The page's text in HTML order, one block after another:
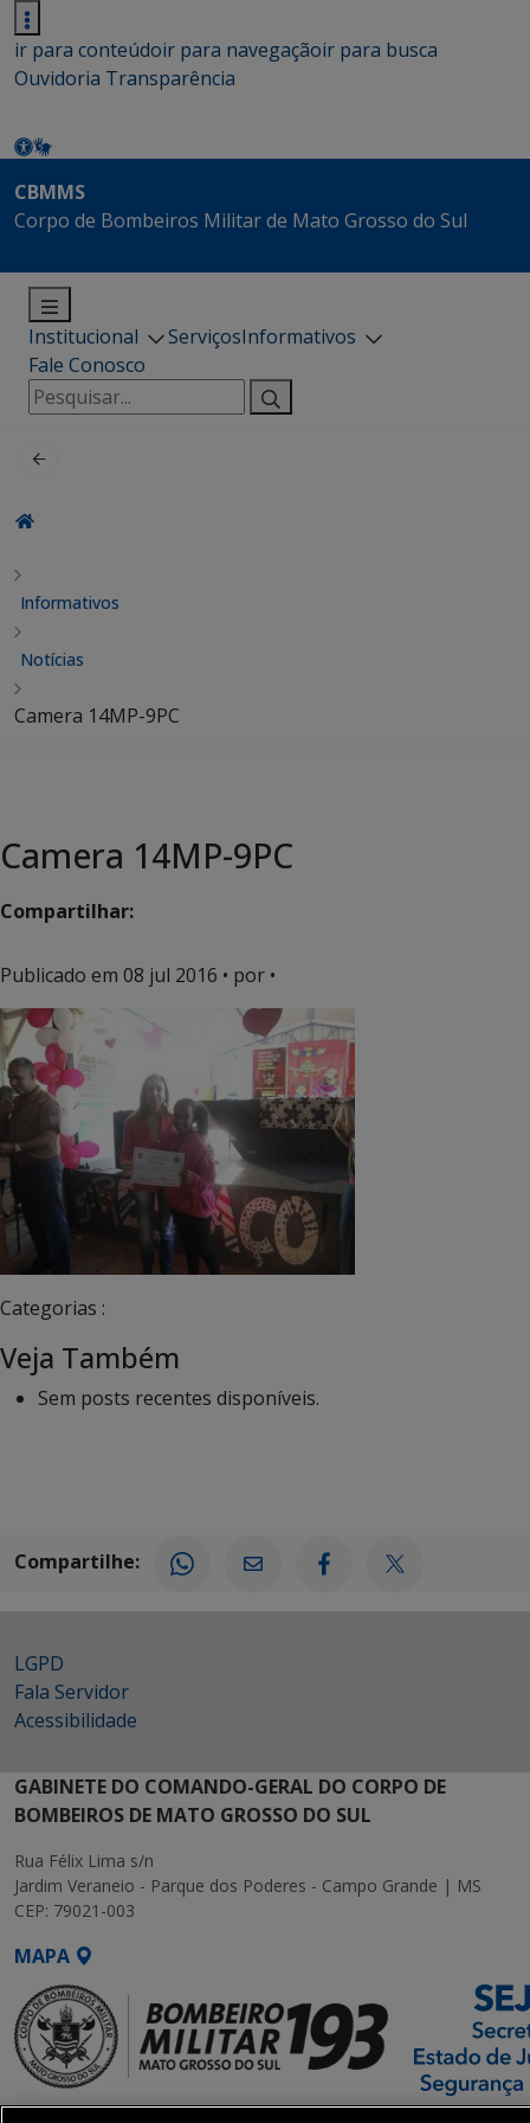
ir para conteúdoir para navegaçãoir para busca
Ouvidoria Transparência
CBMMS
Corpo de Bombeiros Militar de Mato Grosso do Sul
Institucional ServiçosInformativos
Fale Conosco
Pesquisar
por:
Informativos
Notícias
Camera 14MP-9PC
Camera 14MP-9PC
Compartilhar:
Publicado em 08 jul 2016 • por •
Categorias :
Veja Também
Sem posts recentes disponíveis.
Compartilhe:
LGPD
Fala Servidor
Acessibilidade
GABINETE DO COMANDO-GERAL DO CORPO DE
BOMBEIROS DE MATO GROSSO DO SUL
Rua Félix Lima s/n
Jardim Veraneio - Parque dos Poderes - Campo Grande | MS
CEP: 79021-003
MAPA